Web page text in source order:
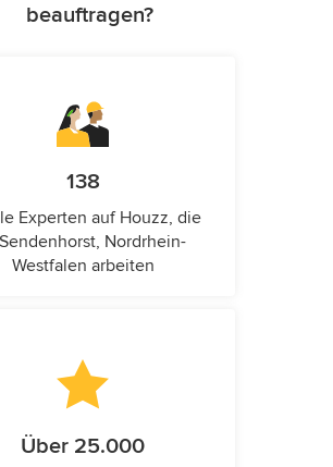
beauftragen?
138
Experten auf Houzz, die
Nordrhein-
Westfalen arbeiten
Über 25.000